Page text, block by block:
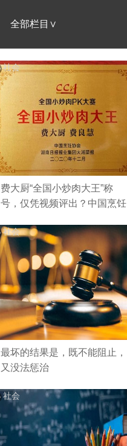
全部栏目∨
费大厨“全国小炒肉大王”称
号，仅凭视频评出？中国烹饪
社会
最坏的结果是，既不能阻止，
又没法惩治
社会
社会